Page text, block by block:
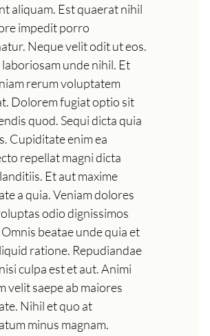
aliquam. Est quaerat nihil
impedit porro
Neque velit odit ut eos.
unde nihil. Et
rerum voluptatem
Dolorem fugiat optio sit
quod. Sequi dicta quia
Cupiditate enim ea
repellat magni dicta
Et aut maxime
a quia. Veniam dolores
odio dignissimos
beatae unde quia et
ratione. Repudiandae
culpa est et aut. Animi
velit saepe ab maiores
Nihil et quo at
minus magnam.